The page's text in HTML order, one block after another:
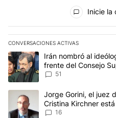
Todos los comentarios
Inicie la
CONVERSACIONES ACTIVAS
Este listado muestra los
Un artículo de tendencia con el
Irán nombró al
frente del Consejo
51
Un artículo de tendencia con
Jorge Gorini, el juez
Cristina Kirchner
cometer "un delito
16